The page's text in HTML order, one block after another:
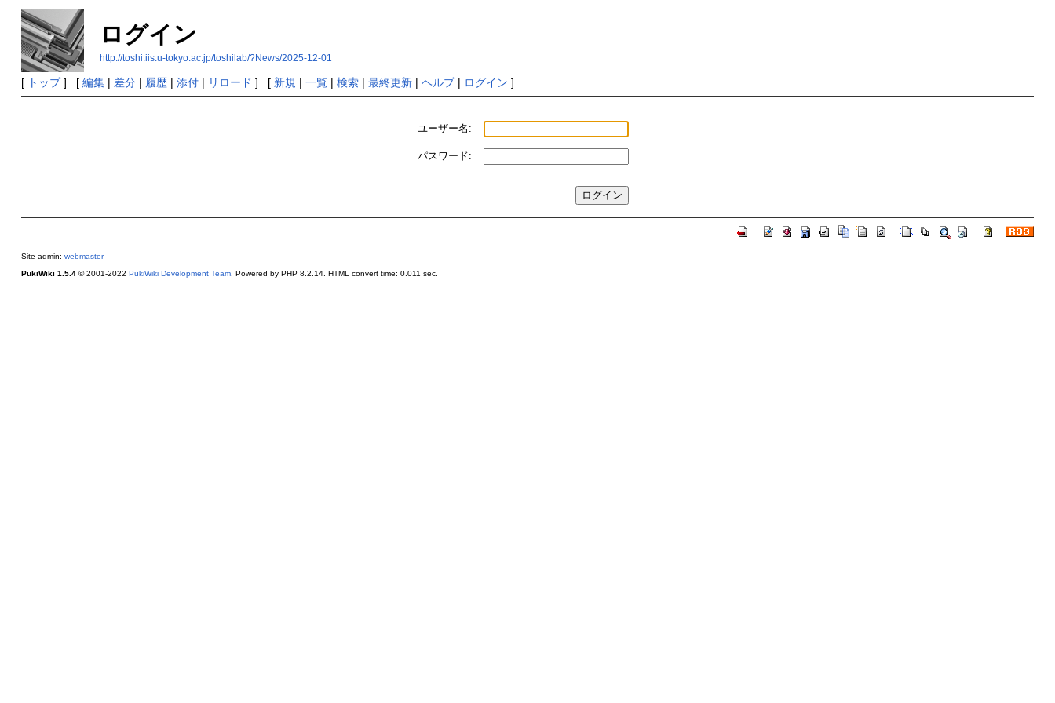
ログイン
http://toshi.iis.u-tokyo.ac.jp/toshilab/?News/2025-12-01
[ トップ] [ 編集| 差分| 履歴| 添付| リロード ] [ 新規 | 一覧| 検索| 最終更新| ヘルプ| ログイン ]
ユーザー名:
パスワード:
Site admin: webmaster
PukiWiki 1.5.4© 2001-2022 PukiWiki Development Team. Powered by PHP 8.2.14. HTML convert time: 0.011 sec.